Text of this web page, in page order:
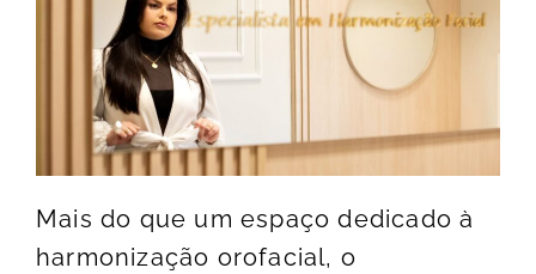
Mais do que um espaço dedicado à
harmonização orofacial, o